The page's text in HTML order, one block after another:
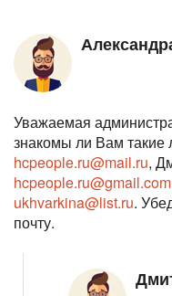
Уважаемая
знакомы ли Вам такие
hcpeople.ru@mail.ru,
hcpeople.ru@gmail.com
ukhvarkina@list.ru.
почту.